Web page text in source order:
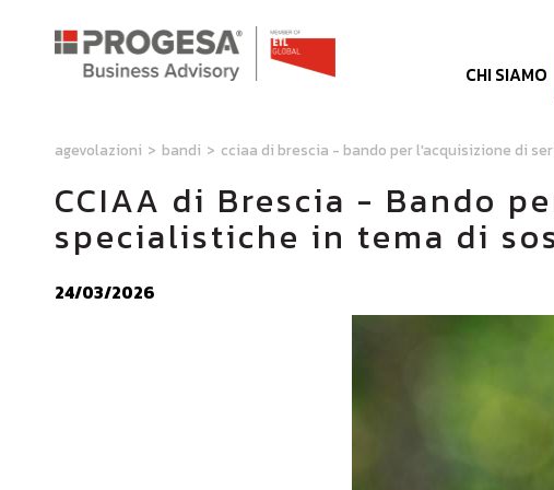
CHI SIAMO
agevolazioni > bandi > cciaa di brescia - bando per l'acquisizione di
CCIAA di Brescia - Bando
specialistiche in tema di
24/03/2026